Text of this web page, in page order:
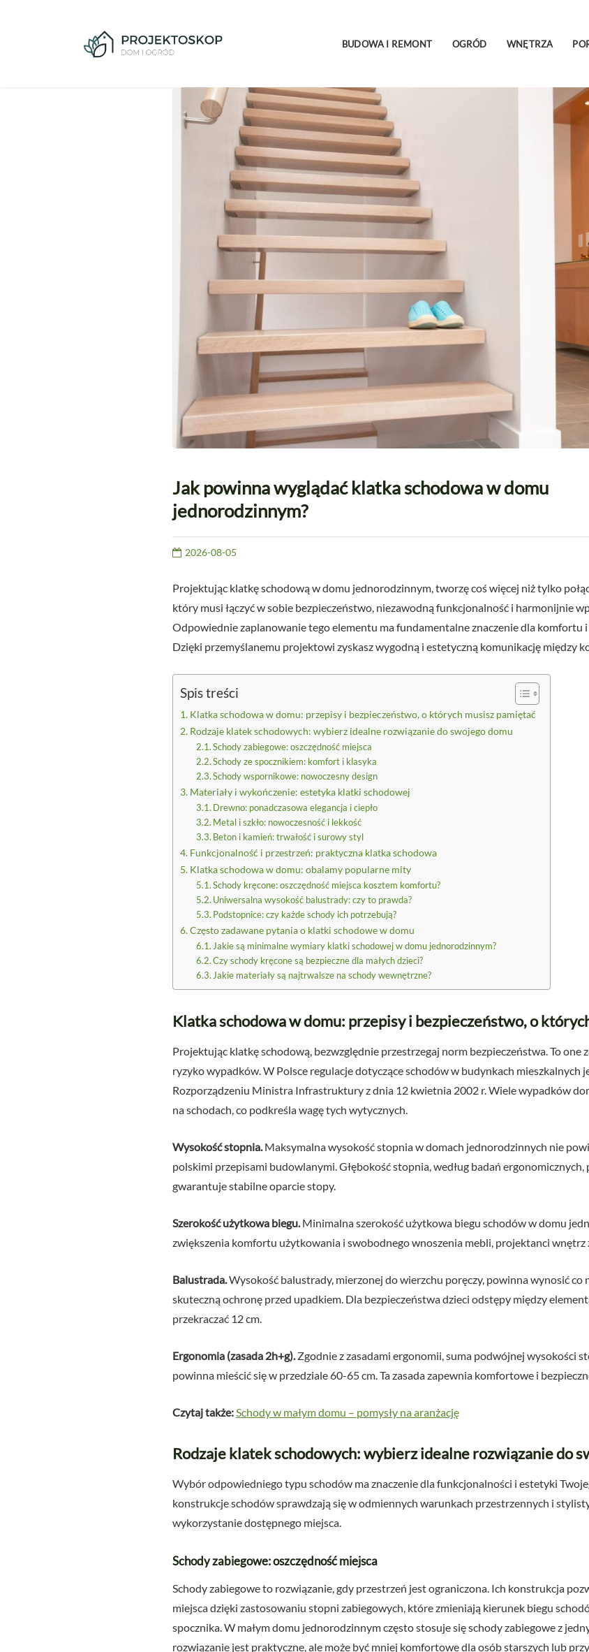
BUDOWA I REMONT OGRÓD WNĘTRZA
Jak powinna wyglądać klatka schodowa w domu
jednorodzinnym?
2026-08-05
Projektując klatkę schodową w domu jednorodzinnym, tworzę coś więcej niż tylko
który musi łączyć w sobie bezpieczeństwo, niezawodną funkcjonalność i harmonijnie
Odpowiednie zaplanowanie tego elementu ma fundamentalne znaczenie dla komfortu
Dzięki przemyślanemu projektowi zyskasz wygodną i estetyczną komunikację między
Spis treści
Klatka schodowa w domu: przepisy i bezpieczeństwo, o których musisz pamiętać
Rodzaje klatek schodowych: wybierz idealne rozwiązanie do swojego domu
Schody zabiegowe: oszczędność miejsca
Schody ze spocznikiem: komfort i klasyka
Schody wspornikowe: nowoczesny design
Materiały i wykończenie: estetyka klatki schodowej
Drewno: ponadczasowa elegancja i ciepło
Metal i szkło: nowoczesność i lekkość
Beton i kamień: trwałość i surowy styl
Funkcjonalność i przestrzeń: praktyczna klatka schodowa
Klatka schodowa w domu: obalamy popularne mity
Schody kręcone: oszczędność miejsca kosztem komfortu?
Uniwersalna wysokość balustrady: czy to prawda?
Podstopnice: czy każde schody ich potrzebują?
Często zadawane pytania o klatki schodowe w domu
Jakie są minimalne wymiary klatki schodowej w domu jednorodzinnym?
Czy schody kręcone są bezpieczne dla małych dzieci?
Jakie materiały są najtrwalsze na schody wewnętrzne?
Klatka schodowa w domu: przepisy i bezpieczeństwo, o
Projektując klatkę schodową, bezwzględnie przestrzegaj norm bezpieczeństwa. To
ryzyko wypadków. W Polsce regulacje dotyczące schodów w budynkach mieszkalnych
Rozporządzeniu Ministra Infrastruktury z dnia 12 kwietnia 2002 r. Wiele wypadków
na schodach, co podkreśla wagę tych wytycznych.
Wysokość stopnia.Maksymalna wysokość stopnia w domach jednorodzinnych nie
polskimi przepisami budowlanymi. Głębokość stopnia, według badań
gwarantuje stabilne oparcie stopy.
Szerokość użytkowa biegu.Minimalna szerokość użytkowa biegu schodów w domu
zwiększenia komfortu użytkowania i swobodnego wnoszenia mebli, projektanci wnętrz
Balustrada.Wysokość balustrady, mierzonej do wierzchu poręczy, powinna wynosić co
skuteczną ochronę przed upadkiem. Dla bezpieczeństwa dzieci odstępy między
przekraczać 12 cm.
Ergonomia (zasada 2h+g).Zgodnie z zasadami ergonomii, suma podwójnej wysokości
powinna mieścić się w przedziale 60-65 cm. Ta zasada zapewnia komfortowe i
Czytaj także:Schody w małym domu – pomysły na aranżację
Rodzaje klatek schodowych: wybierz idealne rozwiązanie do
Wybór odpowiedniego typu schodów ma znaczenie dla funkcjonalności i estetyki
konstrukcje schodów sprawdzają się w odmiennych warunkach przestrzennych i
wykorzystanie dostępnego miejsca.
Schody zabiegowe: oszczędność miejsca
Schody zabiegowe to rozwiązanie, gdy przestrzeń jest ograniczona. Ich konstrukcja
miejsca dzięki zastosowaniu stopni zabiegowych, które zmieniają kierunek biegu
spocznika. W małym domu jednorodzinnym często stosuje się schody zabiegowe z
rozwiązanie jest praktyczne, ale może być mniej komfortowe dla osób starszych lub